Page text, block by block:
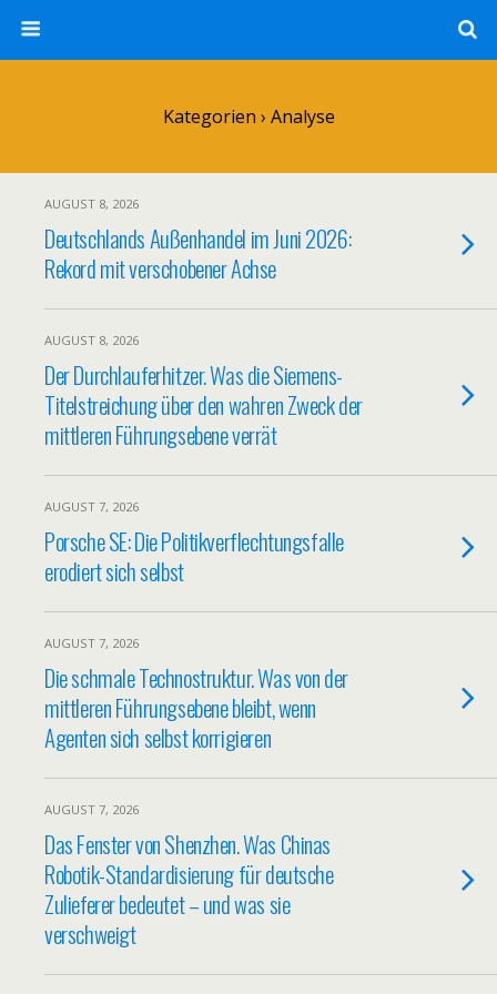
Kategorien › Analyse
AUGUST 8, 2026
Deutschlands Außenhandel im Juni 2026:
Rekord mit verschobener Achse
AUGUST 8, 2026
Der Durchlauferhitzer. Was die Siemens-
Titelstreichung über den wahren Zweck der
mittleren Führungsebene verrät
AUGUST 7, 2026
Porsche SE: Die Politikverflechtungsfalle
erodiert sich selbst
AUGUST 7, 2026
Die schmale Technostruktur. Was von der
mittleren Führungsebene bleibt, wenn
Agenten sich selbst korrigieren
AUGUST 7, 2026
Das Fenster von Shenzhen. Was Chinas
Robotik-Standardisierung für deutsche
Zulieferer bedeutet – und was sie
verschweigt